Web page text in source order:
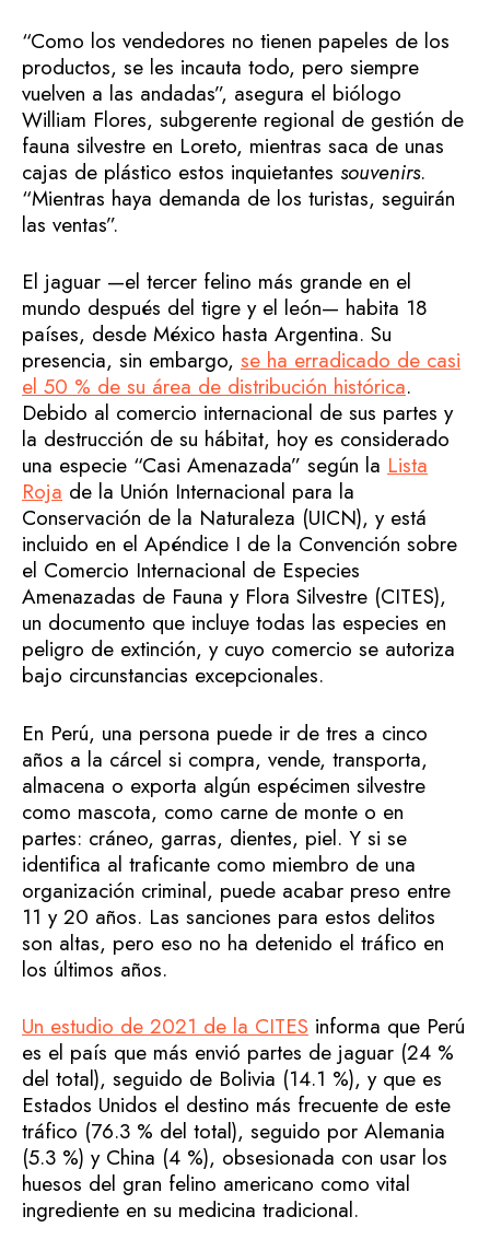
“Como los vendedores no tienen papeles de los
productos, se les incauta todo, pero siempre
vuelven a las andadas”, asegura el biólogo
William Flores, subgerente regional de gestión de
fauna silvestre en Loreto, mientras saca de unas
cajas de plástico estos inquietantes souvenirs.
“Mientras haya demanda de los turistas, seguirán
las ventas”.
El jaguar —el tercer felino más grande en el
mundo después del tigre y el león— habita 18
países, desde México hasta Argentina. Su
presencia, sin embargo, se ha erradicado de casi
el 50 % de su área de distribución histórica.
Debido al comercio internacional de sus partes y
la destrucción de su hábitat, hoy es considerado
una especie “Casi Amenazada” según la Lista
Roja de la Unión Internacional para la
Conservación de la Naturaleza (UICN), y está
incluido en el Apéndice I de la Convención sobre
el Comercio Internacional de Especies
Amenazadas de Fauna y Flora Silvestre (CITES),
un documento que incluye todas las especies en
peligro de extinción, y cuyo comercio se autoriza
bajo circunstancias excepcionales.
En Perú, una persona puede ir de tres a cinco
años a la cárcel si compra, vende, transporta,
almacena o exporta algún espécimen silvestre
como mascota, como carne de monte o en
partes: cráneo, garras, dientes, piel. Y si se
identifica al traficante como miembro de una
organización criminal, puede acabar preso entre
11 y 20 años. Las sanciones para estos delitos
son altas, pero eso no ha detenido el tráfico en
los últimos años.
Un estudio de 2021 de la CITES informa que Perú
es el país que más envió partes de jaguar (24 %
del total), seguido de Bolivia (14.1 %), y que es
Estados Unidos el destino más frecuente de este
tráfico (76.3 % del total), seguido por Alemania
(5.3 %) y China (4 %), obsesionada con usar los
huesos del gran felino americano como vital
ingrediente en su medicina tradicional.